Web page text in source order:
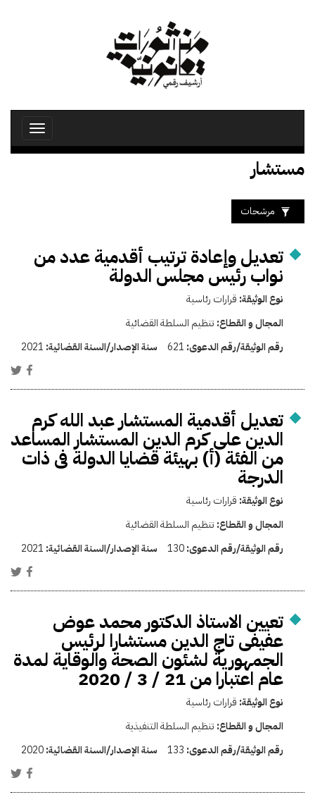
Toggle
مستشار
مرشحات
تعديل وإعادة ترتيب أقدمية عدد من
نواب رئيس مجلس الدولة
نوع الوثيقة: قرارات رئاسية
المجال و القطاع: تنظيم السلطة القضائية
رقم الوثيقة/رقم الدعوى: 621 سنة الإصدار/السنة القضائية: 2021
تعديل أقدمية المستشار عبد الله كرم
الدين على كرم الدين المستشار المساعد
من الفئة (أ) بهيئة قضايا الدولة فى ذات
الدرجة
نوع الوثيقة: قرارات رئاسية
المجال و القطاع: تنظيم السلطة القضائية
رقم الوثيقة/رقم الدعوى:130 سنة الإصدار/السنة القضائية: 2021
تعيين الاستاذ الدكتور محمد عوض
عفيفى تاج الدين مستشارا لرئيس
الجمهورية لشئون الصحة والوقاية لمدة
عام اعتبارا من 21 / 3 / 2020
نوع الوثيقة: قرارات رئاسية
المجال و القطاع: تنظيم السلطة التنفيذية
رقم الوثيقة/رقم الدعوى: 133 سنة الإصدار/السنة القضائية:2020